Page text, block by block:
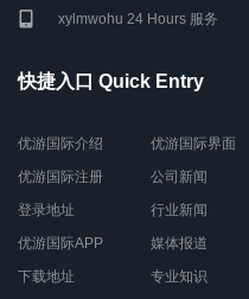
xylmwohu 24 Hours 服务
快捷入口 Quick Entry
优游国际介绍
优游国际注册
登录地址
优游国际APP
下载地址
优游国际界面
公司新闻
行业新闻
媒体报道
专业知识